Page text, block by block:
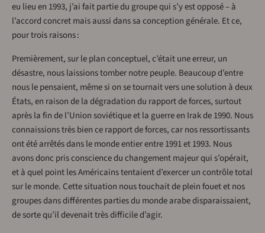
eu lieu en 1993, j’ai fait partie du groupe qui s’y est opposé – à
l’accord concret mais aussi dans sa conception générale. Et ce,
pour trois raisons :
Premièrement, sur le plan conceptuel, c’était une erreur, un
désastre, nous laissions tomber notre peuple. Beaucoup d’entre
nous le pensaient, même si on se tournait vers une solution à deux
États, en raison de la dégradation du rapport de forces, surtout
après la fin de l’Union soviétique et la guerre en Irak de 1990. Nous
connaissions très bien ce rapport de forces, car nos ressortissants
ont été arrêtés dans le monde entier entre 1991 et 1993. Nous
avons donc pris conscience du changement majeur qui s’opérait,
et à quel point les Américains tentaient d’exercer un contrôle total
sur le monde. Cette situation nous touchait de plein fouet et nos
groupes dans différentes parties du monde arabe disparaissaient,
de sorte qu’il devenait très difficile d’agir.